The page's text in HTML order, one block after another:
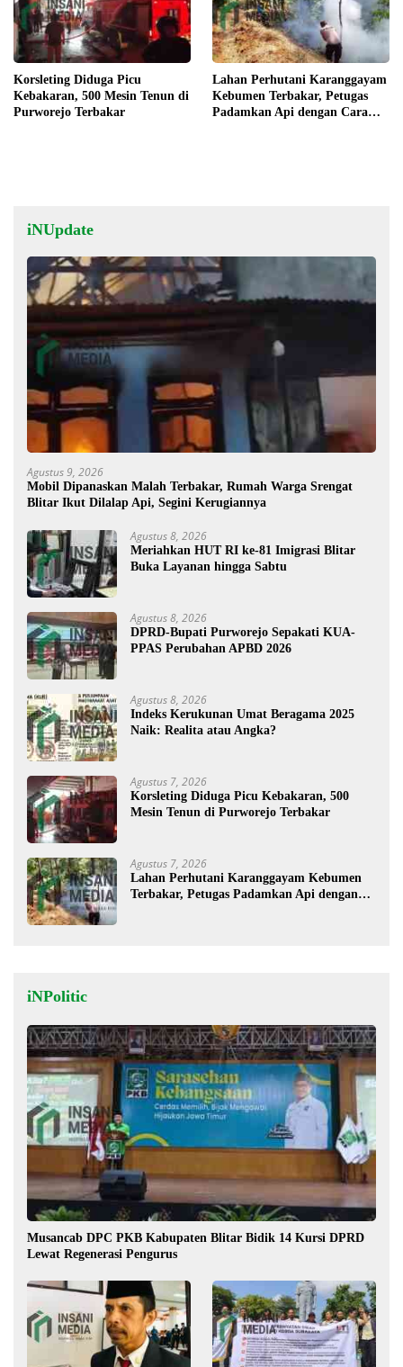
Korsleting Diduga Picu
Kebakaran, 500 Mesin Tenun di
Purworejo Terbakar
Lahan Perhutani Karanggayam
Kebumen Terbakar, Petugas
Padamkan Api dengan Cara
iNUpdate
Agustus 9, 2026
Mobil Dipanaskan Malah Terbakar, Rumah Warga Srengat
Blitar Ikut Dilalap Api, Segini Kerugiannya
Agustus 8, 2026
Meriahkan HUT RI ke-81 Imigrasi Blitar
Buka Layanan hingga Sabtu
Agustus 8, 2026
DPRD-Bupati Purworejo Sepakati KUA-
PPAS Perubahan APBD 2026
Agustus 8, 2026
Indeks Kerukunan Umat Beragama 2025
Naik: Realita atau Angka?
Agustus 7, 2026
Korsleting Diduga Picu Kebakaran, 500
Mesin Tenun di Purworejo Terbakar
Agustus 7, 2026
Lahan Perhutani Karanggayam Kebumen
Terbakar, Petugas Padamkan Api dengan
iNPolitic
Musancab DPC PKB Kabupaten Blitar Bidik 14 Kursi DPRD
Lewat Regenerasi Pengurus